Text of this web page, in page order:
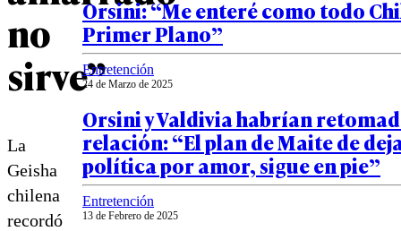
no
sirve”
La
Geisha
chilena
recordó
Orsini: “Me enteré como todo
Primer Plano”
Entretención
24 de Marzo de 2025
Orsini y Valdivia habrían
relación: “El plan de Maite de
política por amor, sigue en pie”
Entretención
13 de Febrero de 2025